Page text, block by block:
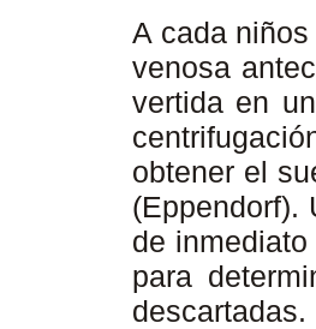
A cada
venosa
vertida en
obtener el
(Eppendorf).
de
para
descartadas.